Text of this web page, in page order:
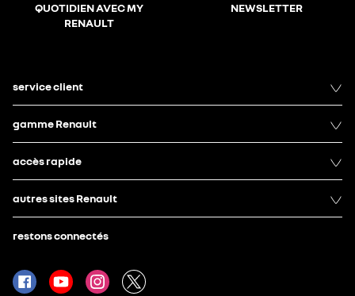
QUOTIDIEN AVEC MY
RENAULT
NEWSLETTER
service client
gamme Renault
accès rapide
autres sites Renault
restons connectés